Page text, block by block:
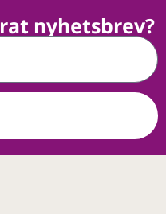
nyhetsbrev?